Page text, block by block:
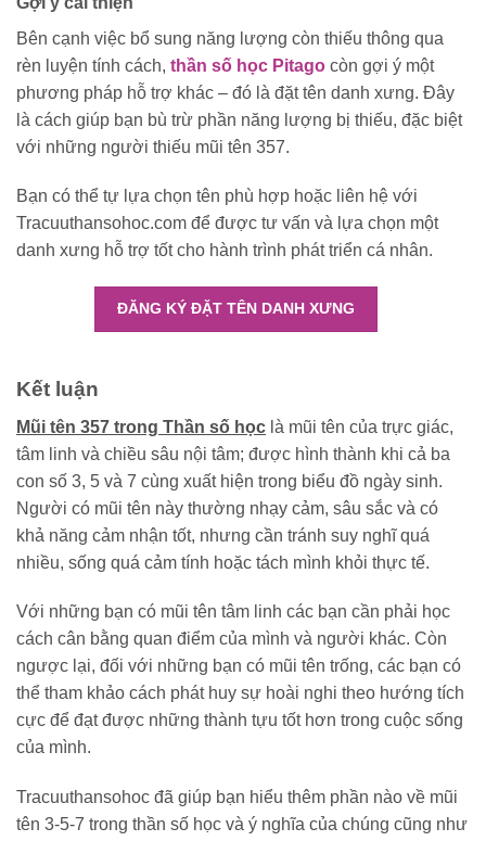
Bên cạnh việc bổ sung năng lượng còn thiếu thông qua
rèn luyện tính cách, thần số học Pitago còn gợi ý một
phương pháp hỗ trợ khác – đó là đặt tên danh xưng. Đây
là cách giúp bạn bù trừ phần năng lượng bị thiếu, đặc biệt
với những người thiếu mũi tên 357.
Bạn có thể tự lựa chọn tên phù hợp hoặc liên hệ với
Tracuuthansohoc.com để được tư vấn và lựa chọn một
danh xưng hỗ trợ tốt cho hành trình phát triển cá nhân.
ĐĂNG KÝ ĐẶT TÊN DANH XƯNG
Kết luận
Mũi tên 357 trong Thần số học là mũi tên của trực giác,
tâm linh và chiều sâu nội tâm; được hình thành khi cả ba
con số 3, 5 và 7 cùng xuất hiện trong biểu đồ ngày sinh.
Người có mũi tên này thường nhạy cảm, sâu sắc và có
khả năng cảm nhận tốt, nhưng cần tránh suy nghĩ quá
nhiều, sống quá cảm tính hoặc tách mình khỏi thực tế.
Với những bạn có mũi tên tâm linh các bạn cần phải học
cách cân bằng quan điểm của mình và người khác. Còn
ngược lại, đối với những bạn có mũi tên trống, các bạn có
thể tham khảo cách phát huy sự hoài nghi theo hướng tích
cực để đạt được những thành tựu tốt hơn trong cuộc sống
của mình.
Tracuuthansohoc đã giúp bạn hiểu thêm phần nào về mũi
tên 3-5-7 trong thần số học và ý nghĩa của chúng cũng như